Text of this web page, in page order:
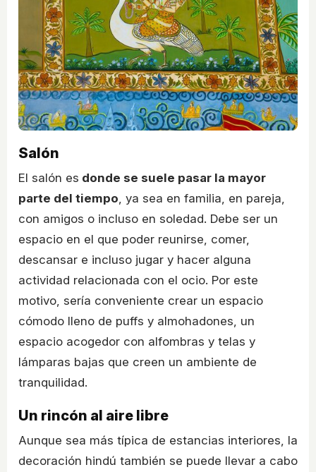
Salón
El salón es donde se suele pasar la mayor
parte del tiempo , ya sea en familia, en pareja,
con amigos o incluso en soledad. Debe ser un
espacio en el que poder reunirse, comer,
descansar e incluso jugar y hacer alguna
actividad relacionada con el ocio. Por este
motivo, sería conveniente crear un espacio
cómodo lleno de puffs y almohadones, un
espacio acogedor con alfombras y telas y
lámparas bajas que creen un ambiente de
tranquilidad.
Un rincón al aire libre
Aunque sea más típica de estancias interiores, la
decoración hindú también se puede llevar a cabo